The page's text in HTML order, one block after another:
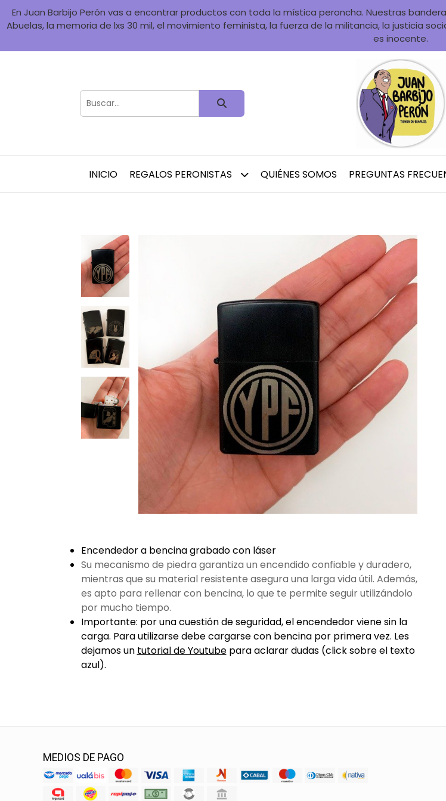
En Juan Barbijo Perón vas a encontrar productos con toda la mística peroncha. Nuestras
Abuelas, la memoria de lxs 30 mil, el movimiento feminista, la fuerza de la militancia, la justicia
es inocente.
INICIO REGALOS PERONISTAS QUIÉNES SOMOS PREGUNTAS
Encendedor a bencina grabado con láser
Su mecanismo de piedra garantiza un encendido confiable y duradero,
mientras que su material resistente asegura una larga vida útil. Además,
es apto para rellenar con bencina, lo que te permite seguir utilizándolo
por mucho tiempo.
Importante: por una cuestión de seguridad, el encendedor viene sin la
carga. Para utilizarse debe cargarse con bencina por primera vez. Les
dejamos un tutorial de Youtubepara aclarar dudas (click sobre el texto
azul).
MEDIOS DE PAGO